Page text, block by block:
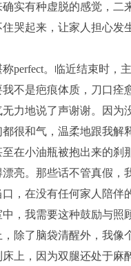
实有种虚脱的感觉，二
哭起来，让家人担心发
perfect。临近结束时，
不是疤痕体质，刀口痊
力地说了声谢谢。因为
很和气，温柔地跟我解
至在小油瓶被抱出来的刹
亮。那些话不管真假，
口，在没有任何家人陪伴
，我需要这种鼓励与照
除了脑袋清醒外，我像
上，因为双腿还处于麻